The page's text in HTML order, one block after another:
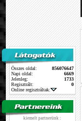
Összes oldal:
856076647
Napi oldal:
6669
Jelenleg:
1733
Regisztrált:
0
Online regisztráltak:
kiemelt partnerünk :